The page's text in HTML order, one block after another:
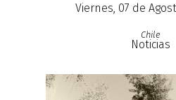
Viernes, 07 de
Chile
Noticias